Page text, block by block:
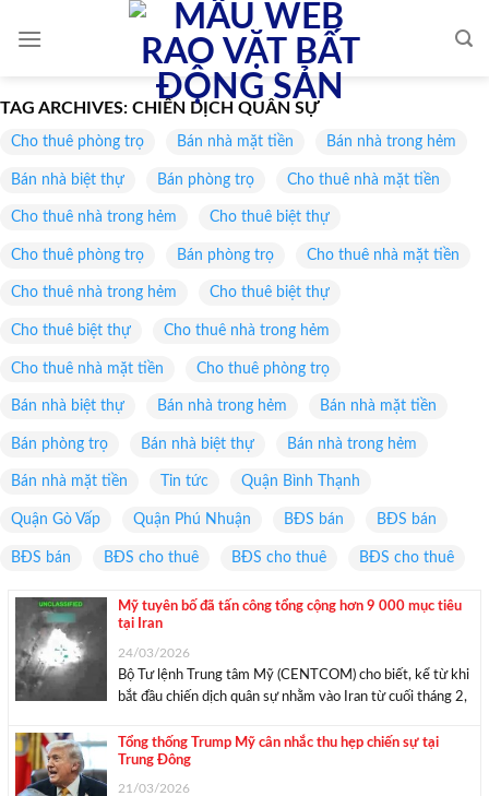
TAG ARCHIVES: CHIẾN DỊCH QUÂN SỰ
Cho thuê phòng trọ Bán nhà mặt tiền Bán nhà trong hẻm
Bán nhà biệt thự Bán phòng trọ Cho thuê nhà mặt tiền
Cho thuê nhà trong hẻm Cho thuê biệt thự
Cho thuê phòng trọ Bán phòng trọ Cho thuê nhà mặt tiền
Cho thuê nhà trong hẻm Cho thuê biệt thự
Cho thuê biệt thự Cho thuê nhà trong hẻm
Cho thuê nhà mặt tiền Cho thuê phòng trọ
Bán nhà biệt thự Bán nhà trong hẻm Bán nhà mặt tiền
Bán phòng trọ Bán nhà biệt thự Bán nhà trong hẻm
Bán nhà mặt tiền Tin tức Quận Bình Thạnh
Quận Gò Vấp Quận Phú Nhuận BĐS bán BĐS bán
BĐS bán BĐS cho thuê BĐS cho thuê BĐS cho thuê
Mỹ tuyên bố đã tấn công tổng cộng hơn 9 000 mục tiêu
tại Iran
24/03/2026
Bộ Tư lệnh Trung tâm Mỹ (CENTCOM) cho biết, kể từ khi
bắt đầu chiến dịch quân sự nhằm vào Iran từ cuối tháng 2,
bên trong nước này, phá hủy và làm ...
Tổng thống Trump Mỹ cân nhắc thu hẹp chiến sự tại
Trung Đông
21/03/2026